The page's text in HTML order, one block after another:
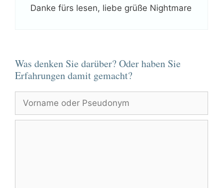
Danke fürs lesen, liebe grüße Nightmare
Was denken Sie darüber? Oder haben Sie
Erfahrungen damit gemacht?
oder
Pseudonym